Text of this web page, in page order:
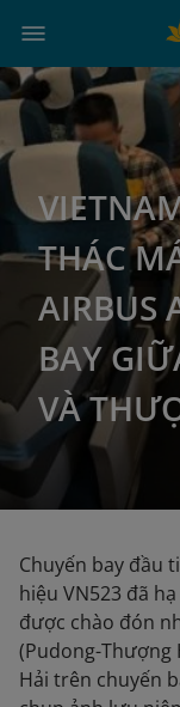
THÁC
AIRBUS
BAY
VÀ
Chuyến bay đầu
hiệu VN523 đã
được chào đón
(Pudong-Thượng
Hải trên chuyến